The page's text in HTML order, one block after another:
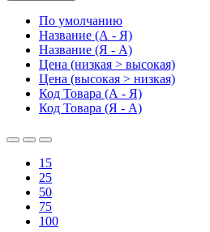
По умолчанию
Название (А - Я)
Название (Я - А)
Цена (низкая > высокая)
Цена (высокая > низкая)
Код Товара (А - Я)
Код Товара (Я - А)
15
25
50
75
100